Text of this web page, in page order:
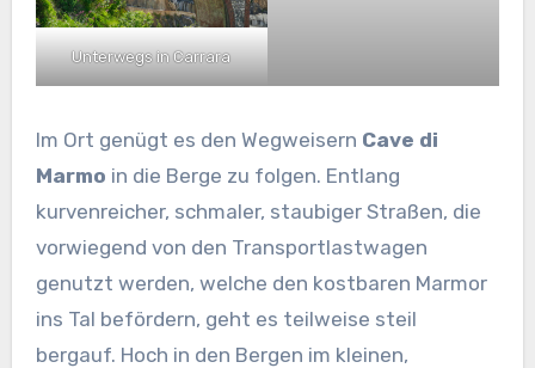
Unterwegs in Carrara
Im Ort genügt es den Wegweisern Cave di
Marmo in die Berge zu folgen. Entlang
kurvenreicher, schmaler, staubiger Straßen, die
vorwiegend von den Transportlastwagen
genutzt werden, welche den kostbaren Marmor
ins Tal befördern, geht es teilweise steil
bergauf. Hoch in den Bergen im kleinen,